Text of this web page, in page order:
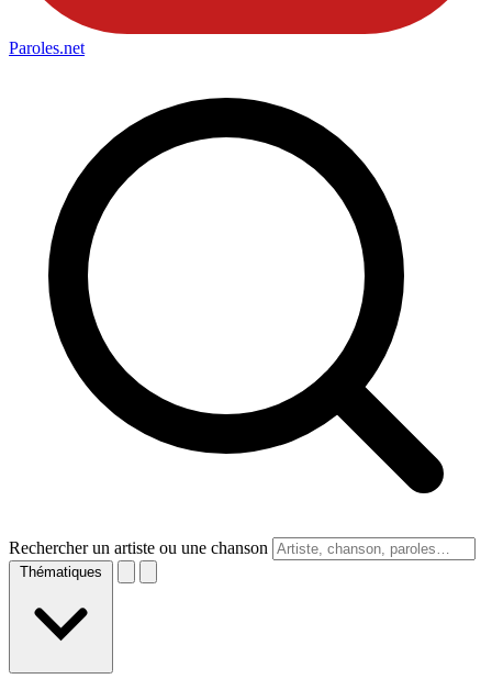
Paroles.net
Rechercher un artiste ou une chanson
Thématiques